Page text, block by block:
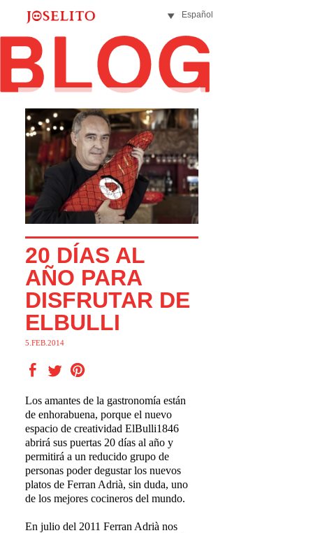
Español
20 DÍAS AL
AÑO PARA
DISFRUTAR DE
ELBULLI
5.FEB.2014
Los amantes de la gastronomía están
de enhorabuena, porque el nuevo
espacio de creatividad ElBulli1846
abrirá sus puertas 20 días al año y
permitirá a un reducido grupo de
personas poder degustar los nuevos
platos de Ferran Adrià, sin duda, uno
de los mejores cocineros del mundo.
En julio del 2011 Ferran Adrià nos